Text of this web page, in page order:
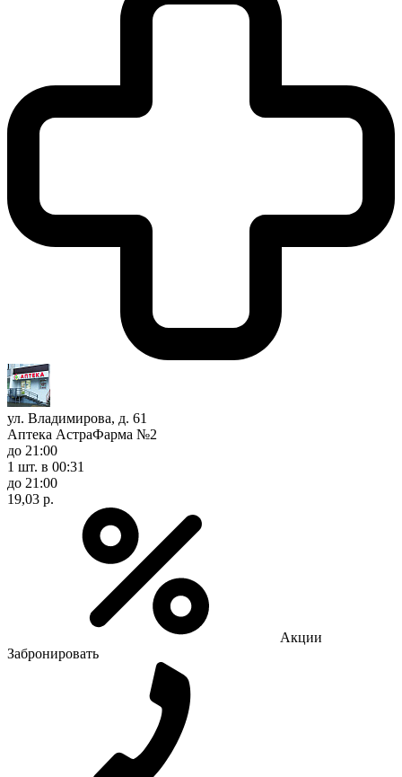
ул. Владимирова, д. 61
Аптека АстраФарма №2
до 21:00
1 шт. в 00:31
до 21:00
19,03 р.
Акции
Забронировать